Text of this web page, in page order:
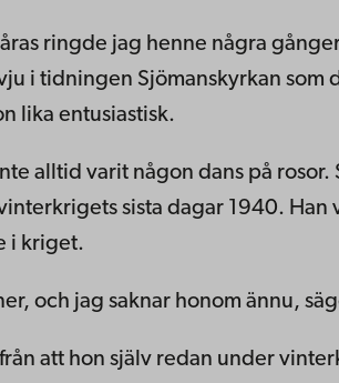
ringde jag henne några
i tidningen Sjömanskyrkan som
lika entusiastisk.
alltid varit någon dans på rosor.
sista dagar 1940. Han
i kriget.
och jag saknar honom ännu,
att hon själv redan under